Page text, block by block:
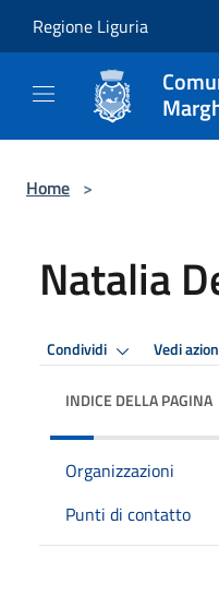
Regione Liguria
Home >
Natalia
Condividi Vedi
INDICE DELLA PAGINA
Organizzazioni
Punti di contatto